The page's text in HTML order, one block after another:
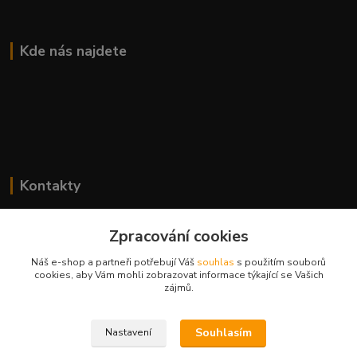
Kde nás najdete
Kontakty
+420 777 083 918
lenka.bierova@seznam.cz
Zpracování cookies
Náš e-shop a partneři potřebují Váš souhlas s použitím souborů
cookies, aby Vám mohli zobrazovat informace týkající se Vašich
zájmů.
Nastavení Souhlasím